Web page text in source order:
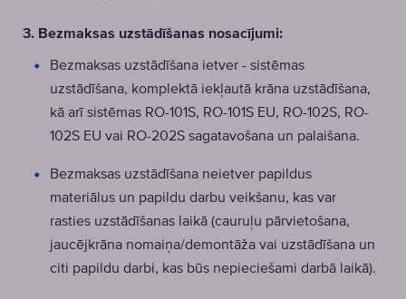
3. Bezmaksas uzstādīšanas nosacījumi:
Bezmaksas uzstādīšana ietver - sistēmas
uzstādīšana, komplektā iekļautā krāna uzstādīšana,
kā arī sistēmas RO-101S, RO-101S EU, RO-102S, RO-
102S EU vai RO-202S sagatavošana un palaišana.
Bezmaksas uzstādīšana neietver papildus
materiālus un papildu darbu veikšanu, kas var
rasties uzstādīšanas laikā (cauruļu pārvietošana,
jaucējkrāna nomaiņa/demontāža vai uzstādīšana un
citi papildu darbi, kas būs nepieciešami darbā laikā).